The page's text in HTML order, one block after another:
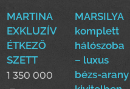
MARTINA
EXKLUZÍV
ÉTKEZŐ
SZETT
1 350 000
MARSILYA
komplett
hálószoba
– luxus
bézs-arany